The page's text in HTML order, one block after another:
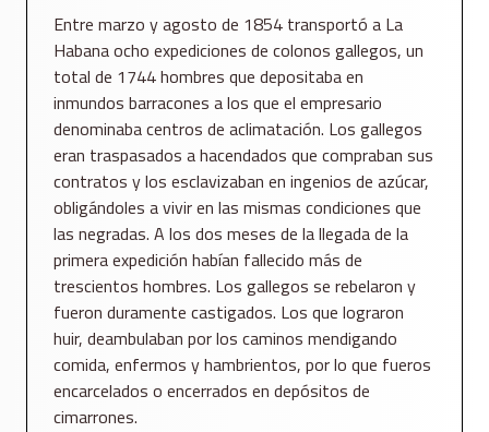
Entre marzo y agosto de 1854 transportó a La
Habana ocho expediciones de colonos gallegos, un
total de 1744 hombres que depositaba en
inmundos barracones a los que el empresario
denominaba centros de aclimatación. Los gallegos
eran traspasados a hacendados que compraban sus
contratos y los esclavizaban en ingenios de azúcar,
obligándoles a vivir en las mismas condiciones que
las negradas. A los dos meses de la llegada de la
primera expedición habían fallecido más de
trescientos hombres. Los gallegos se rebelaron y
fueron duramente castigados. Los que lograron
huir, deambulaban por los caminos mendigando
comida, enfermos y hambrientos, por lo que fueros
encarcelados o encerrados en depósitos de
cimarrones.